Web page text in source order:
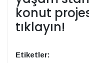
konut
tıklayın!
Etiketler: